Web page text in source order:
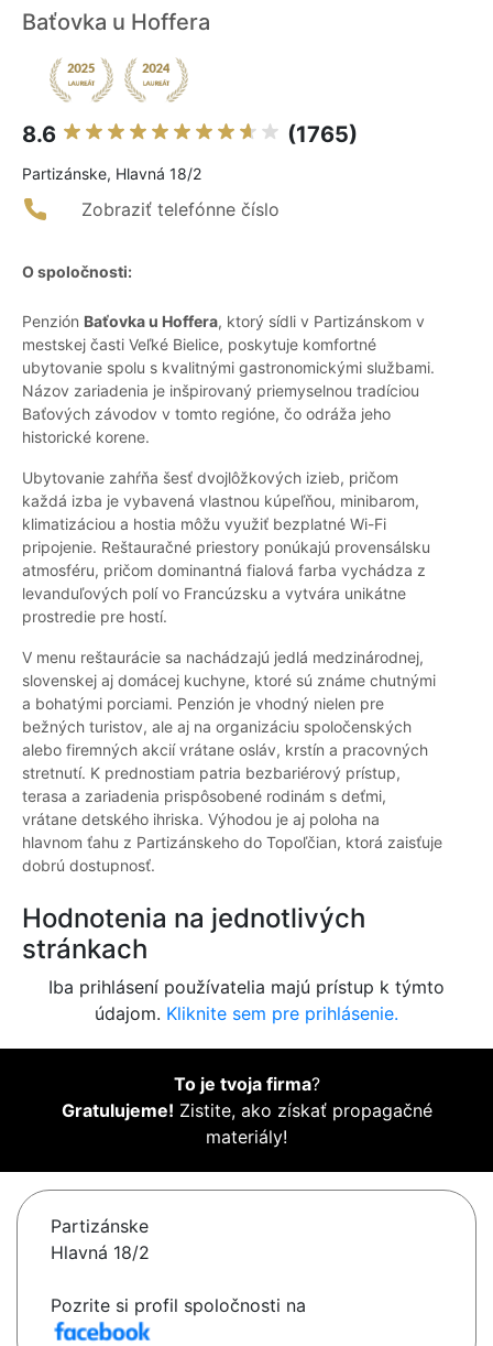
Baťovka u Hoffera
8.6 (1765)
Partizánske, Hlavná 18/2
Zobraziť telefónne číslo
O spoločnosti:
Penzión Baťovka u Hoffera, ktorý sídli v Partizánskom v
mestskej časti Veľké Bielice, poskytuje komfortné
ubytovanie spolu s kvalitnými gastronomickými službami.
Názov zariadenia je inšpirovaný priemyselnou tradíciou
Baťových závodov v tomto regióne, čo odráža jeho
historické korene.
Ubytovanie zahŕňa šesť dvojlôžkových izieb, pričom
každá izba je vybavená vlastnou kúpeľňou, minibarom,
klimatizáciou a hostia môžu využiť bezplatné Wi-Fi
pripojenie. Reštauračné priestory ponúkajú provensálsku
atmosféru, pričom dominantná fialová farba vychádza z
levanduľových polí vo Francúzsku a vytvára unikátne
prostredie pre hostí.
V menu reštaurácie sa nachádzajú jedlá medzinárodnej,
slovenskej aj domácej kuchyne, ktoré sú známe chutnými
a bohatými porciami. Penzión je vhodný nielen pre
bežných turistov, ale aj na organizáciu spoločenských
alebo firemných akcií vrátane osláv, krstín a pracovných
stretnutí. K prednostiam patria bezbariérový prístup,
terasa a zariadenia prispôsobené rodinám s deťmi,
vrátane detského ihriska. Výhodou je aj poloha na
hlavnom ťahu z Partizánskeho do Topoľčian, ktorá zaisťuje
dobrú dostupnosť.
Hodnotenia na jednotlivých
stránkach
Iba prihlásení používatelia majú prístup k týmto
údajom. Kliknite sem pre prihlásenie.
To je tvoja firma?
Gratulujeme! Zistite, ako získať propagačné
materiály!
Partizánske
Hlavná 18/2
Pozrite si profil spoločnosti na